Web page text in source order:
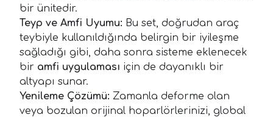
bir ünitedir.
Teyp ve Amfi Uyumu: Bu set, doğrudan araç
teybiyle kullanıldığında belirgin bir iyileşme
sağladığı gibi, daha sonra sisteme eklenecek
bir amfi uygulaması için de dayanıklı bir
altyapı sunar.
Yenileme Çözümü: Zamanla deforme olan
veya bozulan orijinal hoparlörlerinizi, global